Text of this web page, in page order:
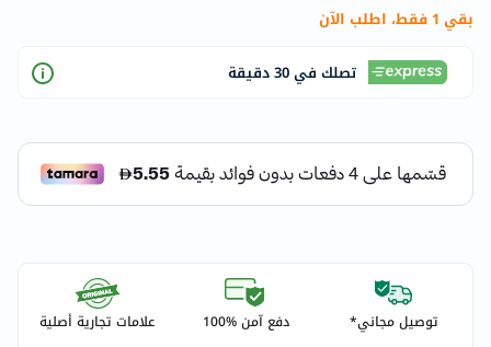
بقي 1 فقط، اطلب الآن
تصلك في 30 دقيقة
توصيل مجاني* دفع آمن %100 علامات تجارية أصلية